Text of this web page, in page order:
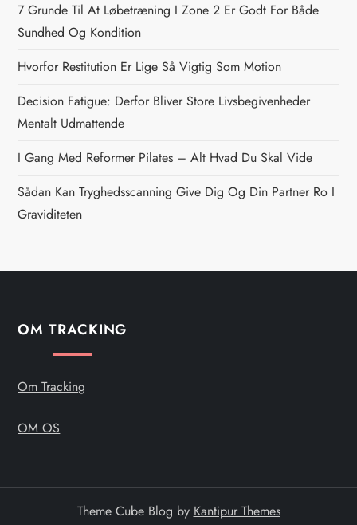
a
v
i
g
a
t
n
7 Grunde Til At Løbetræning I Zone 2 Er Godt For Både
Sundhed Og Kondition
Hvorfor Restitution Er Lige Så Vigtig Som Motion
Decision Fatigue: Derfor Bliver Store Livsbegivenheder
Mentalt Udmattende
I Gang Med Reformer Pilates – Alt Hvad Du Skal Vide
Sådan Kan Tryghedsscanning Give Dig Og Din Partner Ro I
Graviditeten
OM TRACKING
Om Tracking
OM OS
Theme Cube Blog by Kantipur Themes